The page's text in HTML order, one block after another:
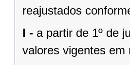
reajustados
I - a partir de 1º de
valores vigentes em